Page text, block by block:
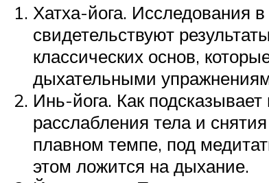
Хатха-йога. Исследования
свидетельствуют
классических основ,
дыхательными
Инь-йога. Как
расслабления тела и
плавном темпе, под
этом ложится на дыхание.